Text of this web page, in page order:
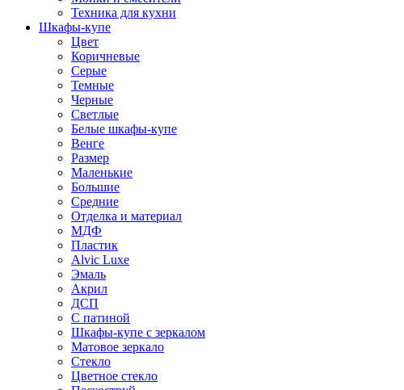
Техника для кухни
Шкафы-купе
Цвет
Коричневые
Серые
Темные
Черные
Светлые
Белые шкафы-купе
Венге
Размер
Маленькие
Большие
Средние
Отделка и материал
МДФ
Пластик
Alvic Luxe
Эмаль
Акрил
ДСП
С патиной
Шкафы-купе с зеркалом
Матовое зеркало
Стекло
Цветное стекло